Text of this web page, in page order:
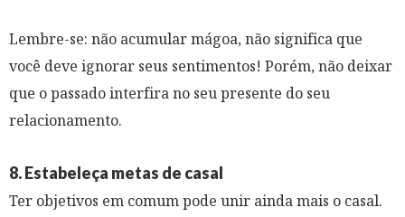
Lembre-se: não acumular mágoa, não significa que
você deve ignorar seus sentimentos! Porém, não deixar
que o passado interfira no seu presente do seu
relacionamento.
8. Estabeleça metas de casal
Ter objetivos em comum pode unir ainda mais o casal.